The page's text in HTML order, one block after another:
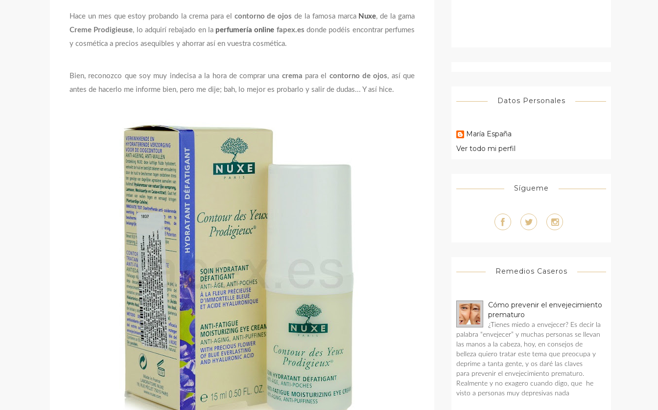
Hace un mes que estoy probando la crema para el contorno de ojos de la famosa marca Nuxe, de la gama
Creme Prodigieuse, lo adquirí rebajado en la perfumería online fapex.esdonde podéis encontrar perfumes
y cosmética a precios asequibles y ahorrar así en vuestra cosmética.
Bien, reconozco que soy muy indecisa a la hora de comprar una crema para el contorno de ojos, así que
antes de hacerlo me informe bien, pero me dije; bah, lo mejor es probarlo y salir de dudas... Y así hice.
Datos Personales
María España
Ver todo mi perfil
Sígueme
Remedios Caseros
Cómo prevenir el envejecimiento
prematuro
¿Tienes miedo a envejecer? Es decir la
palabra “envejecer” y muchas personas se llevan
las manos a la cabeza, hoy, en consejos de
belleza quiero tratar este tema que preocupa y
deprime a tanta gente, y os daré las claves
para prevenir el envejecimiento prematuro.
Realmente y no exagero cuando digo, que he
visto a personas muy depresivas nada